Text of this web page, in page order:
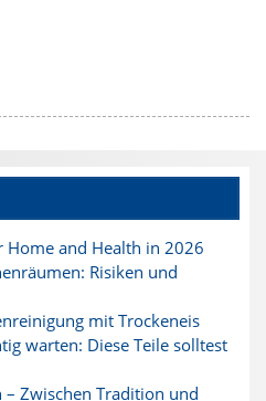
Home and Health in 2026
Risiken und
mit Trockeneis
warten: Diese Teile solltest
– Zwischen Tradition und